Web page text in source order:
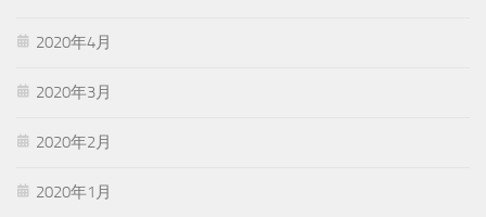
2020年4月
2020年3月
2020年2月
2020年1月